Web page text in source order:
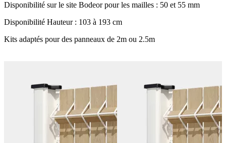
Disponibilité sur le site Bodeor pour les mailles : 50 et 55 mm
Disponibilité Hauteur : 103 à 193 cm
Kits adaptés pour des panneaux de 2m ou 2.5m